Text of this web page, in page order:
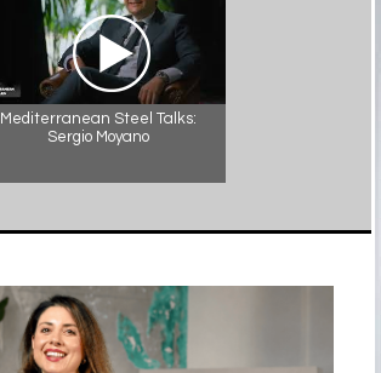
Mediterranean Steel Talks:
Sergio Moyano